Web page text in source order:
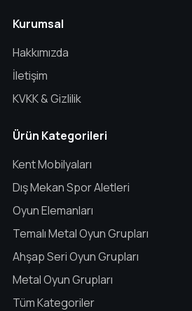
Kurumsal
Hakkımızda
İletişim
KVKK & Gizlilik
Ürün Kategorileri
Kent Mobilyaları
Dış Mekan Spor Aletleri
Oyun Elemanları
Temalı Metal Oyun Grupları
Ahşap Seri Oyun Grupları
Metal Oyun Grupları
Tüm Kategoriler